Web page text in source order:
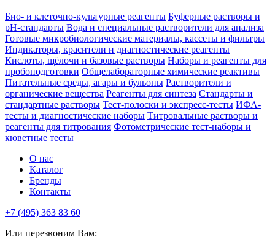
Био- и клеточно-культурные реагенты Буферные растворы и
pH-стандарты Вода и специальные растворители для анализа
Готовые микробиологические материалы, кассеты и фильтры
Индикаторы, красители и диагностические реагенты
Кислоты, щёлочи и базовые растворы Наборы и реагенты для
пробоподготовки Общелабораторные химические реактивы
Питательные среды, агары и бульоны Растворители и
органические вещества Реагенты для синтеза Стандарты и
стандартные растворы Тест-полоски и экспресс-тесты ИФА-
тесты и диагностические наборы Титровальные растворы и
реагенты для титрования Фотометрические тест-наборы и
кюветные тесты
О нас
Каталог
Бренды
Контакты
+7 (495) 363 83 60
Или перезвоним Вам: